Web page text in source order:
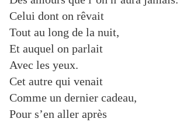
Celui dont on rêvait
Tout au long de la nuit,
Et auquel on parlait
Avec les yeux.
Cet autre qui venait
Comme un dernier cadeau,
Pour s’en aller après